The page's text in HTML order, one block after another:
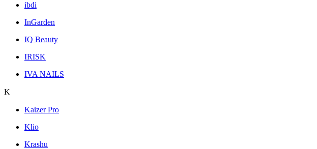
ibdi
InGarden
IQ Beauty
IRISK
IVA NAILS
K
Kaizer Pro
Klio
Krashu